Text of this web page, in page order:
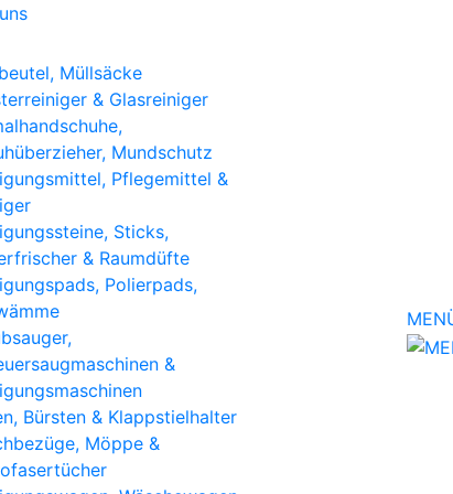
Müllsäcke
& Glasreiniger
Mundschutz
Pflegemittel &
Sticks,
& Raumdüfte
Polierpads,
&
Bürsten & Klappstielhalter
Möppe &